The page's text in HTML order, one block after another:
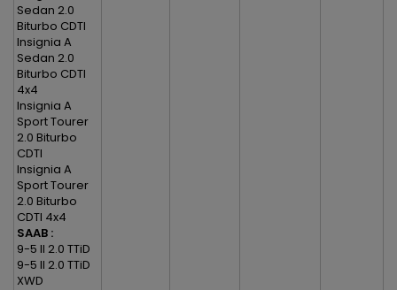
Sedan 2.0
Biturbo CDTI
Insignia A
Sedan 2.0
Biturbo CDTI
4x4
Insignia A
Sport Tourer
2.0 Biturbo
CDTI
Insignia A
Sport Tourer
2.0 Biturbo
CDTI 4x4
SAAB :
9-5 II 2.0 TTiD
9-5 II 2.0 TTiD
XWD